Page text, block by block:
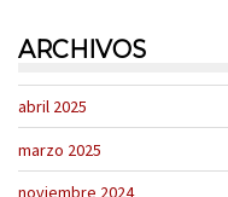
ARCHIVOS
abril 2025
marzo 2025
noviembre 2024